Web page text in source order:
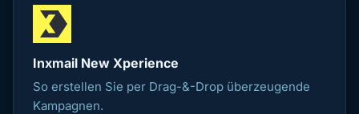
Inxmail New Xperience
So erstellen Sie per Drag-&-Drop überzeugende
Kampagnen.